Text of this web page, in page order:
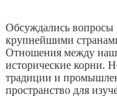
Обсуждались вопросы
крупнейшими
Отношения между
исторические корни.
традиции и
пространство для